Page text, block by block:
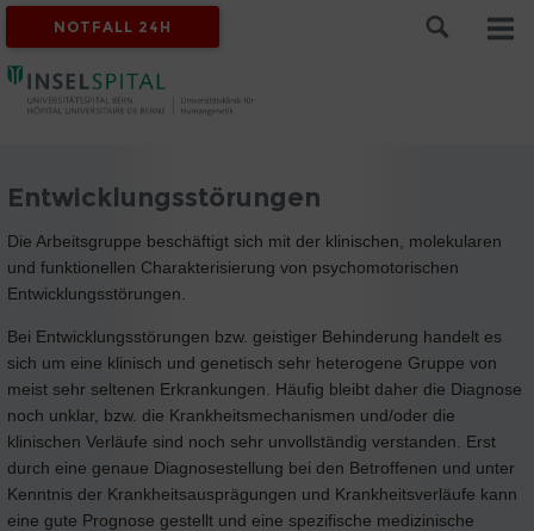
NOTFALL 24H
Entwicklungsstörungen
Die Arbeitsgruppe beschäftigt sich mit der klinischen, molekularen
und funktionellen Charakterisierung von psychomotorischen
Entwicklungsstörungen.
Bei Entwicklungsstörungen bzw. geistiger Behinderung handelt es
sich um eine klinisch und genetisch sehr heterogene Gruppe von
meist sehr seltenen Erkrankungen. Häufig bleibt daher die Diagnose
noch unklar, bzw. die Krankheitsmechanismen und/oder die
klinischen Verläufe sind noch sehr unvollständig verstanden. Erst
durch eine genaue Diagnosestellung bei den Betroffenen und unter
Kenntnis der Krankheitsausprägungen und Krankheitsverläufe kann
eine gute Prognose gestellt und eine spezifische medizinische